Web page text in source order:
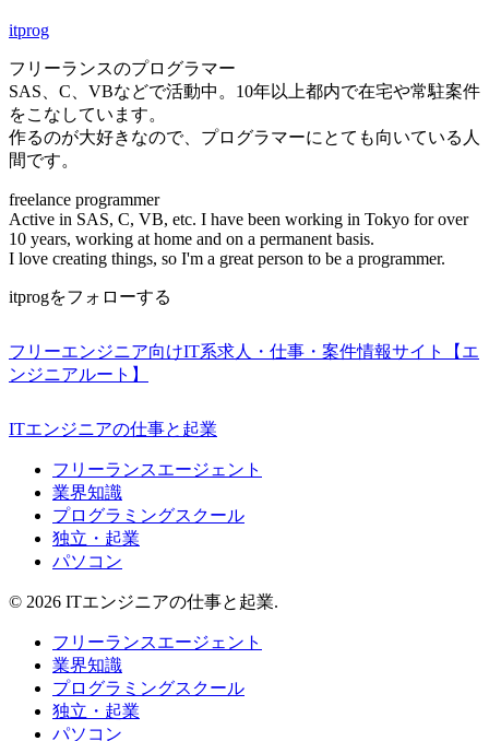
itprog
フリーランスのプログラマー
SAS、C、VBなどで活動中。10年以上都内で在宅や常駐案件
をこなしています。
作るのが大好きなので、プログラマーにとても向いている人
間です。
freelance programmer
Active in SAS, C, VB, etc. I have been working in Tokyo for over
10 years, working at home and on a permanent basis.
I love creating things, so I'm a great person to be a programmer.
itprogをフォローする
フリーエンジニア向けIT系求人・仕事・案件情報サイト【エ
ンジニアルート】
ITエンジニアの仕事と起業
フリーランスエージェント
業界知識
プログラミングスクール
独立・起業
パソコン
© 2026 ITエンジニアの仕事と起業.
フリーランスエージェント
業界知識
プログラミングスクール
独立・起業
パソコン